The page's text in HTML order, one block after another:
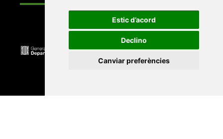
Estic d’acord
Declino
Canviar preferències